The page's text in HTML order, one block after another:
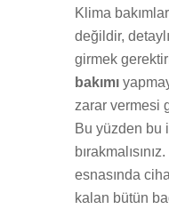
Klima
değildir,
girmek
bakımı
zarar vermesi
Bu yüzden bu
esnasında
kalan bütün